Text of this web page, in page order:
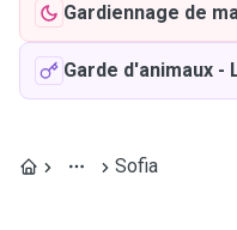
Gardiennage de
Garde d'animaux -
Sofia